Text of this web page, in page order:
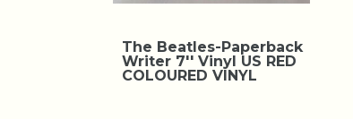
The Beatles-Paperback
Writer 7'' Vinyl US RED
COLOURED VINYL